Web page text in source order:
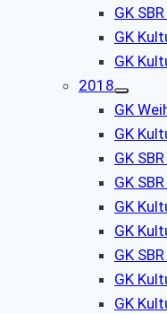
GK
GK
GK
2018
GK
GK
GK
GK
GK
GK
GK
GK
GK